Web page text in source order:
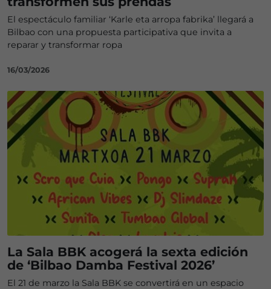
El espectáculo familiar ‘Karle eta arropa fabrika’ llegará a
Bilbao con una propuesta participativa que invita a
reparar y transformar ropa
16/03/2026
La Sala BBK acogerá la sexta edición
de ‘Bilbao Damba Festival 2026’
El 21 de marzo la Sala BBK se convertirá en un espacio